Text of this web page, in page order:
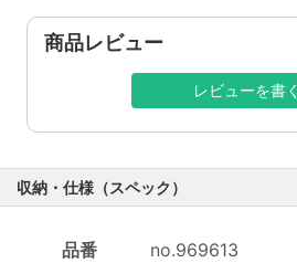
商品レビュー
レビューを書く
収納・仕様（スペック）
品番
no.969613